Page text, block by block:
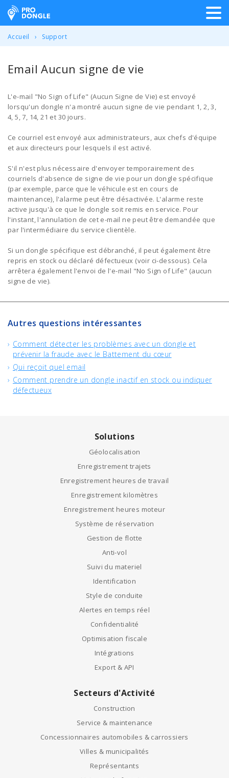
ProDongle Géolocalisation
Accueil Support
Email Aucun signe de vie
L'e-mail "No Sign of Life" (Aucun Signe de Vie) est envoyé
lorsqu'un dongle n'a montré aucun signe de vie pendant 1, 2, 3,
4, 5, 7, 14, 21 et 30 jours.
Ce courriel est envoyé aux administrateurs, aux chefs d'équipe
et aux directeurs pour lesquels il est activé.
S'il n'est plus nécessaire d'envoyer temporairement des
courriels d'absence de signe de vie pour un dongle spécifique
(par exemple, parce que le véhicule est en cours de
maintenance), l'alarme peut être désactivée. L'alarme reste
active jusqu'à ce que le dongle soit remis en service. Pour
l'instant, l'annulation de cet e-mail ne peut être demandée que
par l'intermédiaire du service clientèle.
Si un dongle spécifique est débranché, il peut également être
repris en stock ou déclaré défectueux (voir ci-dessous). Cela
arrêtera également l'envoi de l'e-mail "No Sign of Life" (aucun
signe de vie).
Autres questions intéressantes
Comment détecter les problèmes avec un dongle et
prévenir la fraude avec le Battement du cœur
Qui reçoit quel email
Comment prendre un dongle inactif en stock ou indiquer
défectueux
Solutions
Géolocalisation
Enregistrement trajets
Enregistrement heures de travail
Enregistrement kilomètres
Enregistrement heures moteur
Système de réservation
Gestion de flotte
Anti-vol
Suivi du materiel
Identification
Style de conduite
Alertes en temps réel
Confidentialité
Optimisation fiscale
Intégrations
Export & API
Secteurs d'Activité
Construction
Service & maintenance
Concessionnaires automobiles & carrossiers
Villes & municipalités
Représentants